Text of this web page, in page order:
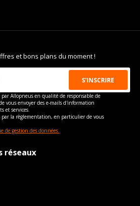
et bons plans du moment !
par Allopneus en qualité de responsable de
vous envoyer des e-mails d'information
et services.
par la règlementation, en particulier de vous
de gestion des données.
réseaux